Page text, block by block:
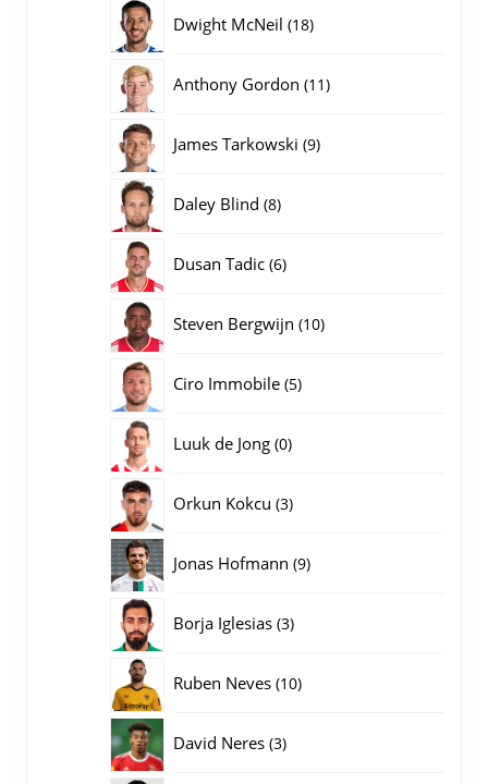
Dwight McNeil 1818
Anthony Gordon 1111
James Tarkowski 99
Daley Blind 88
Dusan Tadic 66
Steven Bergwijn 1010
Ciro Immobile 55
Luuk de Jong 00
Orkun Kokcu 33
Jonas Hofmann 99
Borja Iglesias 33
Ruben Neves 1010
David Neres 33